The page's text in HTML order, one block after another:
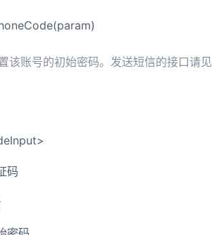
该账号的初始密码。发送短信的接口请见
码